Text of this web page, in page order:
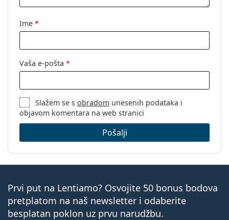
Ime *
Vaša e-pošta *
Slažem se sobradom unesenih podataka i
objavom komentara na web stranici
Pošalji
Prvi put na Lentiamo? Osvojite 50 bonus bodova
pretplatom na naš newsletter i odaberite
besplatan poklon uz prvu narudžbu.